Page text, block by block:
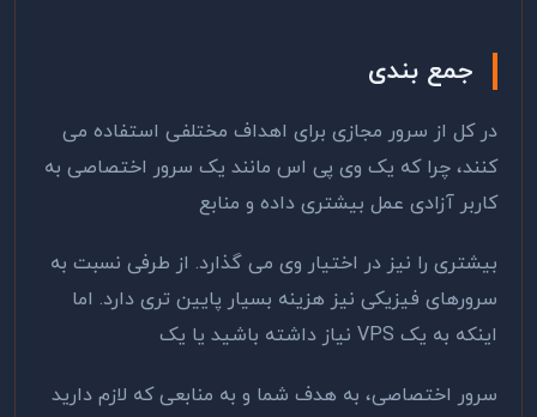
جمع بندی
در کل از سرور مجازی برای اهداف مختلفی استفاده می
کنند، چرا که یک وی پی اس مانند یک سرور اختصاصی به
کاربر آزادی عمل بیشتری داده و منابع
بیشتری را نیز در اختیار وی می گذارد. از طرفی نسبت به
سرورهای فیزیکی نیز هزینه بسیار پایین تری دارد. اما
اینکه به یک VPS نیاز داشته باشید یا یک
سرور اختصاصی، به هدف شما و به منابعی که لازم دارید